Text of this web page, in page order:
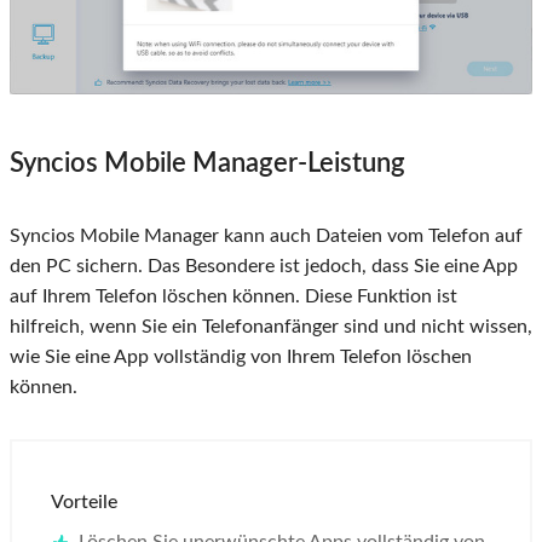
Syncios Mobile Manager-Leistung
Syncios Mobile Manager kann auch Dateien vom Telefon auf
den PC sichern. Das Besondere ist jedoch, dass Sie eine App
auf Ihrem Telefon löschen können. Diese Funktion ist
hilfreich, wenn Sie ein Telefonanfänger sind und nicht wissen,
wie Sie eine App vollständig von Ihrem Telefon löschen
können.
Vorteile